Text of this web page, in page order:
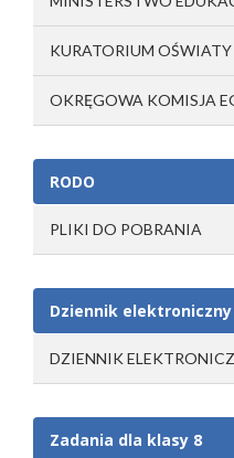
KURATORIUM OŚWIATY
OKRĘGOWA KOMISJA
RODO
PLIKI DO POBRANIA
Dziennik elektroniczny
DZIENNIK
Zadania dla klasy 8